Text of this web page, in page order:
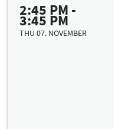
2:45 PM -
3:45 PM
THU 07. NOVEMBER